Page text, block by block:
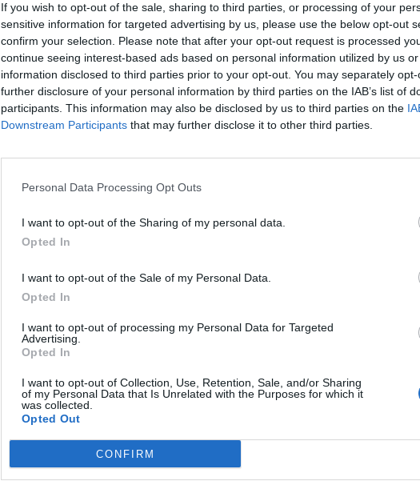
If you wish to opt-out of the sale, sharing to third parties, or processing of your
sensitive information for targeted advertising by us, please use the below opt-out
confirm your selection. Please note that after your opt-out request is processed
continue seeing interest-based ads based on personal information utilized by us
information disclosed to third parties prior to your opt-out. You may separately
further disclosure of your personal information by third parties on the IAB’s list of
participants. This information may also be disclosed by us to third parties on the
Downstream Participants that may further disclose it to other third parties.
Personal Data Processing Opt Outs
I want to opt-out of the Sharing of my personal data.
Opted In
I want to opt-out of the Sale of my Personal Data.
Opted In
I want to opt-out of processing my Personal Data for Targeted
Advertising.
Opted In
I want to opt-out of Collection, Use, Retention, Sale, and/or Sharing
of my Personal Data that Is Unrelated with the Purposes for which it
was collected.
Opted Out
CONFIRM
a szakmai kapcsolatépítésre, a networkingre és az üzleti
kerekasztal-beszélgetések mellett pedig szórakoztató
kikapcsolódásához. A Portfolio Csoport az Agrárszektor Konferencián adja át tizenegy kategóriában azokat az évente
odaítélhető díjakat, amelyek az agrárium legkiemelkedőbb
szolgálnak. A díjakat az agrárium legmeghatározóbb
benyújtott pályázatai alapján.
AI & DIGITAL TRANSFORMATION
2026. november 26. Marriott Hotel
Elképesztő ütemben digitalizálódik az életünk és ezzel
megszűnnek, a fiókokba, személyes ügyintézésre csak a
órában kommunikálunk, ügyeket intézünk. Ám most a
feje tetejére állítja az AI-forradalom, és az agentic AI trend.
üzleti, compliance és adminisztratív folyamatokat támogató
megnyert munkaórákkal és a megspórolt munkaerővel? A
RÉSZLETEK & JEGYEK
DEEP TECH 2026